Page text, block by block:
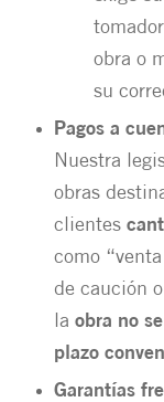
obra o
su
Pagos a
Nuestra
obras
clientes
como
de caución
laobra no
plazo
Garantías